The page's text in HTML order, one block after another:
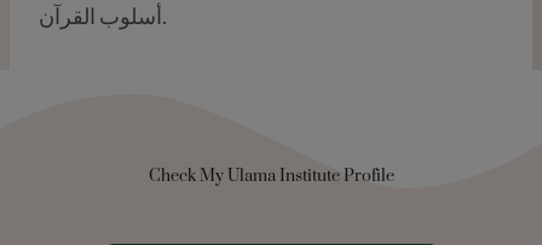
أسلوب القرآن.
Check My Ulama Institute Profile